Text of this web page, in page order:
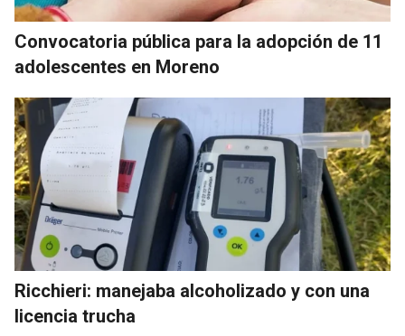
Convocatoria pública para la adopción de 11
adolescentes en Moreno
Ricchieri: manejaba alcoholizado y con una
licencia trucha